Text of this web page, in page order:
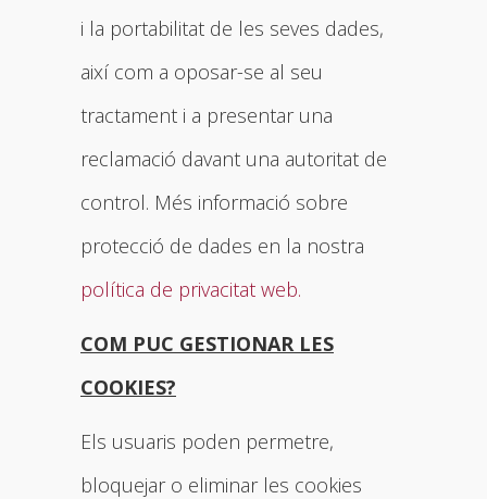
i la portabilitat de les seves dades,
així com a oposar-se al seu
tractament i a presentar una
reclamació davant una autoritat de
control. Més informació sobre
protecció de dades en la nostra
política de privacitat web.
COM PUC GESTIONAR LES
COOKIES?
Els usuaris poden permetre,
bloquejar o eliminar les cookies